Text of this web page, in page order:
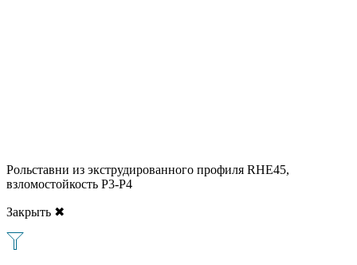
Рольставни из экструдированного профиля RHE45,
взломостойкость Р3-Р4
Закрыть ✖